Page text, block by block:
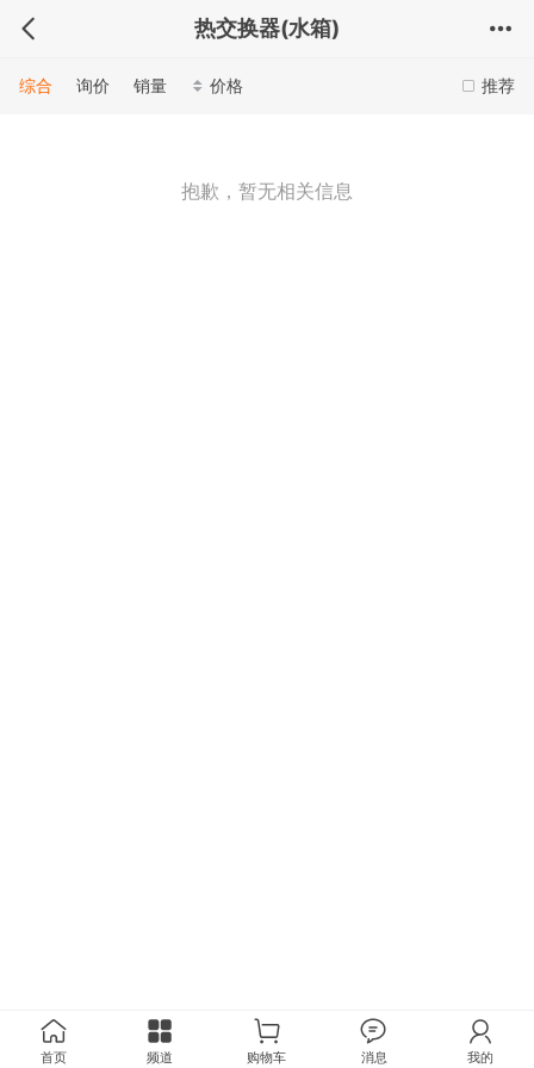
热交换器(水箱)
推荐
综合 询价 销量 价格
抱歉，暂无相关信息
首页 频道 购物车 消息 我的